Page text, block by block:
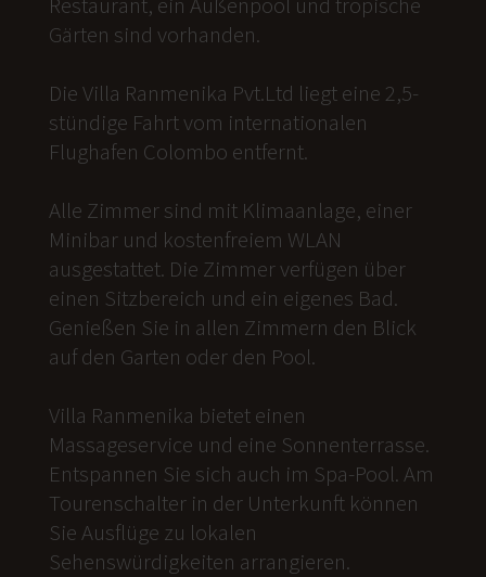
Gärten sind vorhanden.
Die Villa Ranmenika Pvt.Ltd liegt eine 2,5-
stündige Fahrt vom internationalen
Flughafen Colombo entfernt.
Alle Zimmer sind mit Klimaanlage, einer
Minibar und kostenfreiem WLAN
ausgestattet. Die Zimmer verfügen über
einen Sitzbereich und ein eigenes Bad.
Genießen Sie in allen Zimmern den Blick
auf den Garten oder den Pool.
Villa Ranmenika bietet einen
Massageservice und eine Sonnenterrasse.
Entspannen Sie sich auch im Spa-Pool. Am
Tourenschalter in der Unterkunft können
Sie Ausflüge zu lokalen
Sehenswürdigkeiten arrangieren.